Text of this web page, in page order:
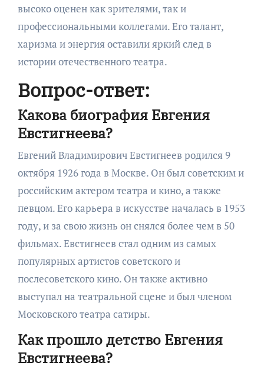
высоко оценен как зрителями, так и
профессиональными коллегами. Его талант,
харизма и энергия оставили яркий след в
истории отечественного театра.
Вопрос-ответ:
Какова биография Евгения
Евстигнеева?
Евгений Владимирович Евстигнеев родился 9
октября 1926 года в Москве. Он был советским и
российским актером театра и кино, а также
певцом. Его карьера в искусстве началась в 1953
году, и за свою жизнь он снялся более чем в 50
фильмах. Евстигнеев стал одним из самых
популярных артистов советского и
послесоветского кино. Он также активно
выступал на театральной сцене и был членом
Московского театра сатиры.
Как прошло детство Евгения
Евстигнеева?